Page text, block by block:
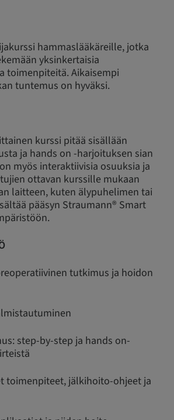
hammaslääkäreille, jotka
yksinkertaisia
toimenpiteitä. Aikaisempi
tuntemus on hyväksi.
kurssi pitää sisällään
ja hands on -harjoituksen sian
myös interaktiivisia osuuksia ja
ottavan kurssille mukaan
laitteen, kuten älypuhelimen tai
pääsyn Straumann® Smart
tutkimus ja hoidon
step-by-step ja hands on-
toimenpiteet, jälkihoito-ohjeet ja